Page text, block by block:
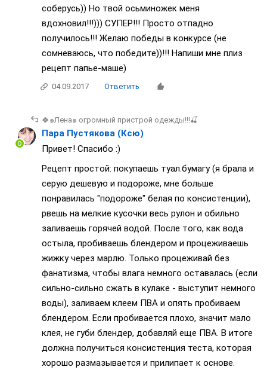
соберусь)) Но твой осьминожек меня
вдохновил!!!))) СУПЕР!!! Просто отпадно
получилось!!! Желаю победы в конкурсе (не
сомневаюсь, что победите))!!! Напиши мне плиз
рецепт папье-маше)
04.09.2017 Ответить
🍀๑Лена๑ огромный пристрой одежды!!!🍒
Пара Пустякова (Ксю)
Привет! Спасибо :)
Рецепт простой: покупаешь туал.бумагу (я брала и
серую дешевую и подороже, мне больше
понравилась "подороже" белая по консистенции),
рвешь на мелкие кусочки весь рулон и обильно
заливаешь горячей водой. После того, как вода
остыла, пробиваешь блендером и процеживаешь
жижку через марлю. Только процеживай без
фанатизма, чтобы влага немного оставалась (если
сильно-сильно сжать в кулаке - выступит немного
воды), заливаем клеем ПВА и опять пробиваем
блендером. Если пробивается плохо, значит мало
клея, не губи блендер, добавляй еще ПВА. В итоге
должна получиться консистенция теста, которая
хорошо размазывается и прилипает к основе.